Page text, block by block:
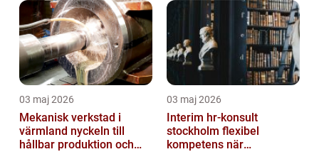
03 maj 2026
Mekanisk verkstad i
värmland nyckeln till
hållbar produktion och
03 maj 2026
Interim hr-konsult
stockholm flexibel
kompetens när